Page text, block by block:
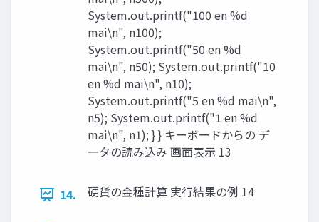
System.out.printf("100 en %d
mai\n", n100);
System.out.printf("50 en %d
mai\n", n50); System.out.printf("10
en %d mai\n", n10);
System.out.printf("5 en %d mai\n",
n5); System.out.printf("1 en %d
mai\n", n1); } } キーボードからの デ
ータの読み込み 画面表示 13
14. 硬貨の金種計算 実行結果の例 14